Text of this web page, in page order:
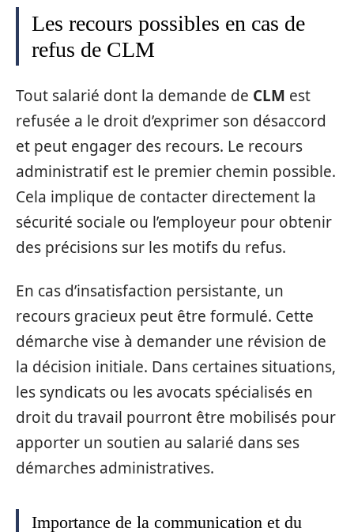
Les recours possibles en cas de
refus de CLM
Tout salarié dont la demande de CLM est
refusée a le droit d’exprimer son désaccord
et peut engager des recours. Le recours
administratif est le premier chemin possible.
Cela implique de contacter directement la
sécurité sociale ou l’employeur pour obtenir
des précisions sur les motifs du refus.
En cas d’insatisfaction persistante, un
recours gracieux peut être formulé. Cette
démarche vise à demander une révision de
la décision initiale. Dans certaines situations,
les syndicats ou les avocats spécialisés en
droit du travail pourront être mobilisés pour
apporter un soutien au salarié dans ses
démarches administratives.
Importance de la communication et du